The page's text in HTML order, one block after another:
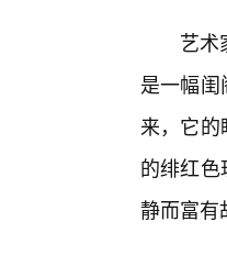
艺术
是一幅
来，它
的绯红
静而富有